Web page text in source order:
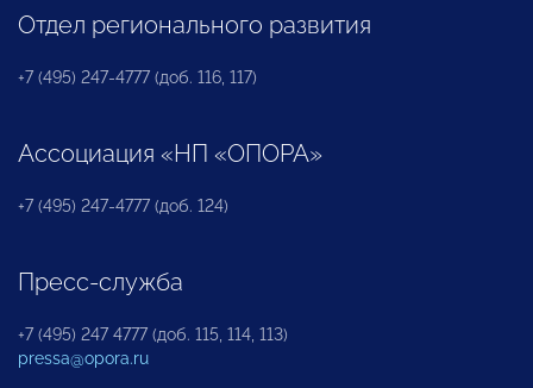
Отдел регионального развития
+7 (495) 247-4777 (доб. 116, 117)
Ассоциация «НП «ОПОРА»
+7 (495) 247-4777 (доб. 124)
Пресс-служба
+7 (495) 247 4777 (доб. 115, 114, 113)
pressa@opora.ru